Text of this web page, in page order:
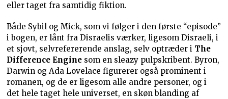
eller taget fra samtidig fiktion.
Både Sybil og Mick, som vi følger i den første “episode”
i bogen, er lånt fra Disraelis værker, ligesom Disraeli, i
et sjovt, selvrefererende anslag, selv optræder i The
Difference Engine som en sleazy pulpskribent. Byron,
Darwin og Ada Lovelace figurerer også prominent i
romanen, og de er ligesom alle andre personer, og i
det hele taget hele universet, en skøn blanding af